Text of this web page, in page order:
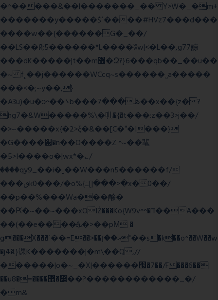
�^�����&��l�������_�� Y>W�_�m+
�������y�����$ߵ����#HVz7���d���
����w��{������G�_��/
��LS��ӣ;5������*L����ʬw|<�L��,g77諒
���dK�����|t��m߼�Զ?}6���qb��_��u��
�~ f˛��j������WCcq~s������˽a�����
���<�;~y��,}
�A3u)�u�ͻ^��܌b���ڟ���7��x��{z�?
hg7�&W�����%\�䶷�{�t���:z��3>j��/
�>~�����x{�2>ξ�&��[C�ˮ�I���}
�G����՗�n��O����Z ^~��靟
�5>I����o�|wx*�؎/
����qy9_��i�˻��W���n5������f/
���ٯk0���/�o%{߸[|���>�x�0��/
��p��%���Wa���酴�
��Ԗ�~��~���xOIŻ���Ko{W9v^^�ד��A���
��(��e����ܞ�>��pΜ �
g���X���ߴ��=E��>��އ��ן"��s�k��o^��W��w
�j4�.}课K�������|�m\��Q,//
������|o�~_�X|������՗�7��/F���6��|
��u8�=����߼�޾��?������������_�/
�m&